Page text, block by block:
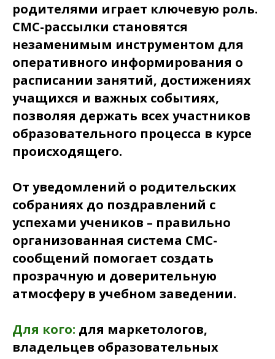
родителями играет ключевую роль.
СМС-рассылки становятся
незаменимым инструментом для
оперативного информирования о
расписании занятий, достижениях
учащихся и важных событиях,
позволяя держать всех участников
образовательного процесса в курсе
происходящего.
От уведомлений о родительских
собраниях до поздравлений с
успехами учеников – правильно
организованная система СМС-
сообщений помогает создать
прозрачную и доверительную
атмосферу в учебном заведении.
Для кого: для маркетологов,
владельцев образовательных